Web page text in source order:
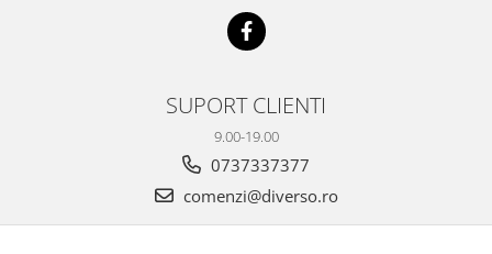
SUPORT CLIENTI
9.00-19.00
0737337377
comenzi@diverso.ro